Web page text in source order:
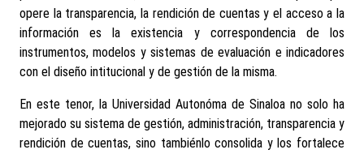
opere la transparencia, la rendición de cuentas y el acceso a la
información es la existencia y correspondencia de los
instrumentos, modelos y sistemas de evaluación e indicadores
con el diseño intitucional y de gestión de la misma.
En este tenor, la Universidad Autonóma de Sinaloa no solo ha
mejorado su sistema de gestión, administración, transparencia y
rendición de cuentas, sino tambiénlo consolida y los fortalece